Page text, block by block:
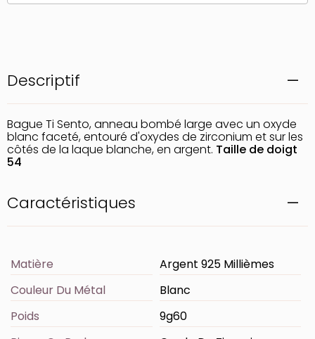
Descriptif
Bague Ti Sento, anneau bombé large avec un oxyde
blanc faceté, entouré d'oxydes de zirconium et sur les
côtés de la laque blanche, en argent. Taille de doigt
54
Caractéristiques
Matière
Argent 925 Millièmes
Couleur Du Métal
Blanc
Poids
9g60